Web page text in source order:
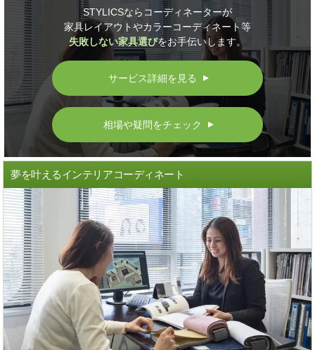
STYLICSならコーディネーターが
家具レイアウトやカラーコーディネート等
失敗しない家具選びをお手伝いします。
サービス詳細を見る ▲
相場や疑問をチェック ▲
夢を叶えるインテリアコーディネート